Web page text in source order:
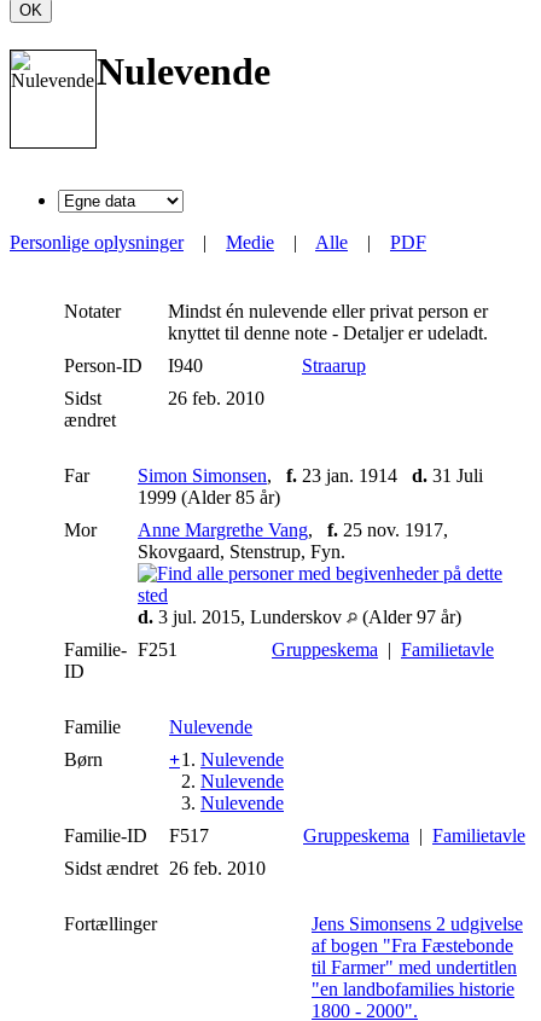
OK
Nulevende
Personlige oplysninger| Medie | Alle | PDF
Notater
Mindst én nulevende eller privat person er
knyttet til denne note - Detaljer er udeladt.
Person-ID
I940
Straarup
Sidst
ændret
26 feb. 2010
Far Simon Simonsen, f. 23 jan. 1914 d. 31 Juli
1999 (Alder 85 år)
Mor
Anne Margrethe Vang, f. 25 nov. 1917,
Skovgaard, Stenstrup, Fyn.
d. 3 jul. 2015, Lunderskov
(Alder 97 år)
Familie-
ID
F251 Gruppeskema | Familietavle
Familie
Nulevende
Børn
+1. Nulevende
2. Nulevende
3. Nulevende
Familie-ID
F517 Gruppeskema | Familietavle
Sidst ændret 26 feb. 2010
Fortællinger
Jens Simonsens 2 udgivelse
af bogen "Fra Fæstebonde
til Farmer" med undertitlen
"en landbofamilies historie
1800 - 2000".